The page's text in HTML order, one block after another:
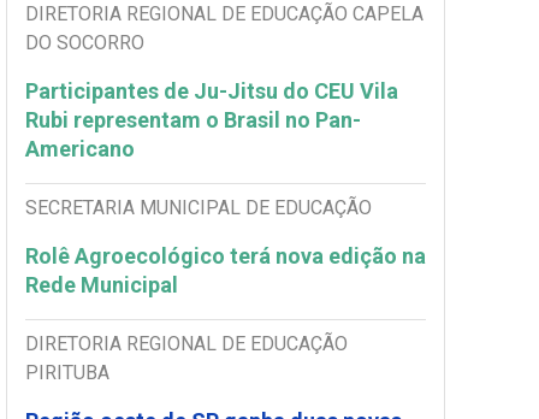
DIRETORIA REGIONAL DE EDUCAÇÃO CAPELA
DO SOCORRO
Participantes de Ju-Jitsu do CEU Vila
Rubi representam o Brasil no Pan-
Americano
SECRETARIA MUNICIPAL DE EDUCAÇÃO
Rolê Agroecológico terá nova edição na
Rede Municipal
DIRETORIA REGIONAL DE EDUCAÇÃO
PIRITUBA